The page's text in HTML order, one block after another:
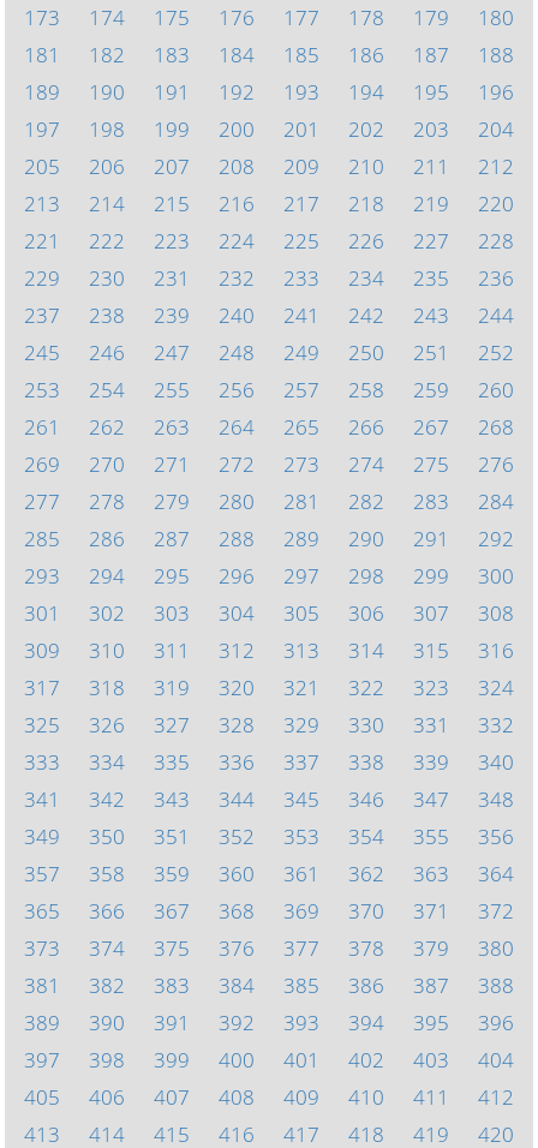
173
174 175 176 177 178 179
180
181
182 183 184 185 186 187
188
189
190 191 192 193 194 195
196
197
198 199 200 201 202 203
204
205
206 207 208 209 210 211
212
213
214 215 216 217 218 219
220
221
222 223 224 225 226 227
228
229
230 231 232 233 234 235
236
237
238 239 240 241 242 243
244
245
246 247 248 249 250 251
252
253
254 255 256 257 258 259
260
261
262 263 264 265 266 267
268
269
270 271 272 273 274 275
276
277
278 279 280 281 282 283
284
285
286 287 288 289 290 291
292
293
294 295 296 297 298 299
300
301
302 303 304 305 306 307
308
309
310 311 312 313 314 315
316
317
318 319 320 321 322 323
324
325
326 327 328 329 330 331
332
333
334 335 336 337 338 339
340
341
342 343 344 345 346 347
348
349
350 351 352 353 354 355
356
357
358 359 360 361 362 363
364
365
366 367 368 369 370 371
372
373
374 375 376 377 378 379
380
381
382 383 384 385 386 387
388
389
390 391 392 393 394 395
396
397
398 399 400 401 402 403
404
405
406 407 408 409 410 411
412
413
414 415 416 417 418 419 420